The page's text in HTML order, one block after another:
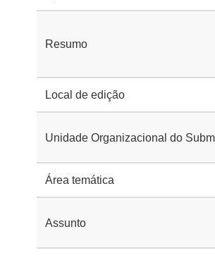
Resumo
Local de edição
Unidade Organizacional do
Área temática
Assunto